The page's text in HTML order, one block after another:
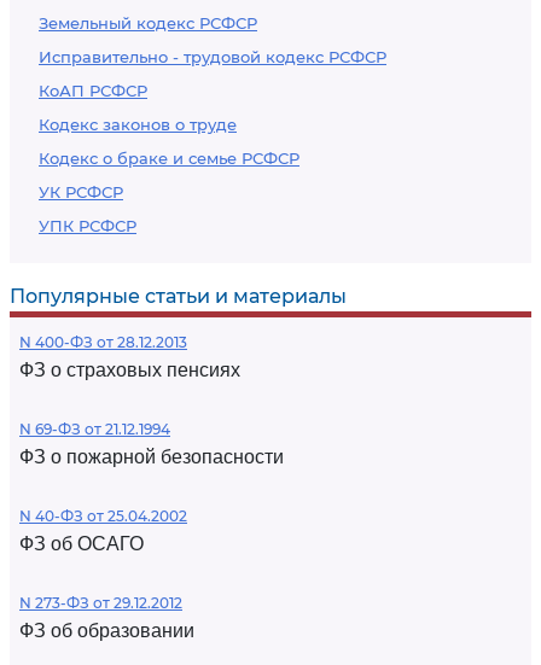
Земельный кодекс РСФСР
Исправительно - трудовой кодекс РСФСР
КоАП РСФСР
Кодекс законов о труде
Кодекс о браке и семье РСФСР
УК РСФСР
УПК РСФСР
Популярные статьи и материалы
N 400-ФЗ от 28.12.2013
ФЗ о страховых пенсиях
N 69-ФЗ от 21.12.1994
ФЗ о пожарной безопасности
N 40-ФЗ от 25.04.2002
ФЗ об ОСАГО
N 273-ФЗ от 29.12.2012
ФЗ об образовании